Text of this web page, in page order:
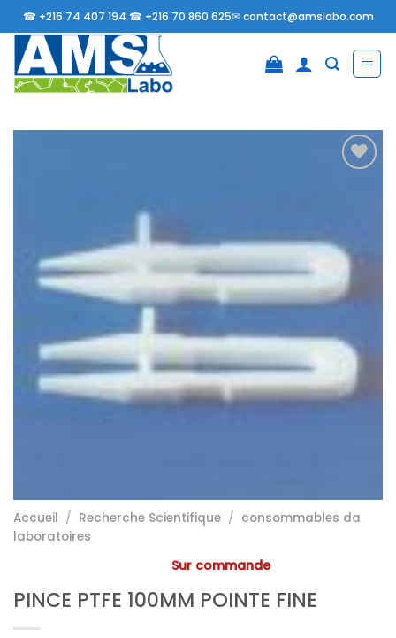
Passer
au
contenu
☎ +216 74 407 194 ☎ +216 70 860 625✉contact@amslabo.com
liste
d’envies
Accueil / Recherche Scientifique / consommables da
laboratoires
Sur commande
PINCE PTFE 100MM POINTE FINE